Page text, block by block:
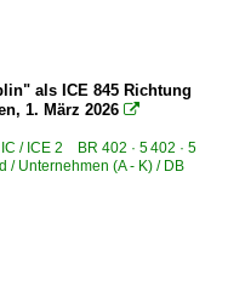
Lokportaits
als ICE 845 Richtung
1. März 2026 
/ ICE 2 BR 402 · 5 402 · 5
/ Unternehmen (A - K) / DB